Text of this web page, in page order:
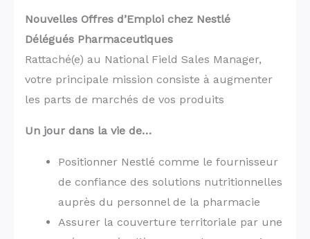
Nouvelles Offres d’Emploi chez Nestlé
Délégués Pharmaceutiques
Rattaché(e) au National Field Sales Manager,
votre principale mission consiste à augmenter
les parts de marchés de vos produits
Un jour dans la vie de…
Positionner Nestlé comme le fournisseur
de confiance des solutions nutritionnelles
auprès du personnel de la pharmacie
Assurer la couverture territoriale par une